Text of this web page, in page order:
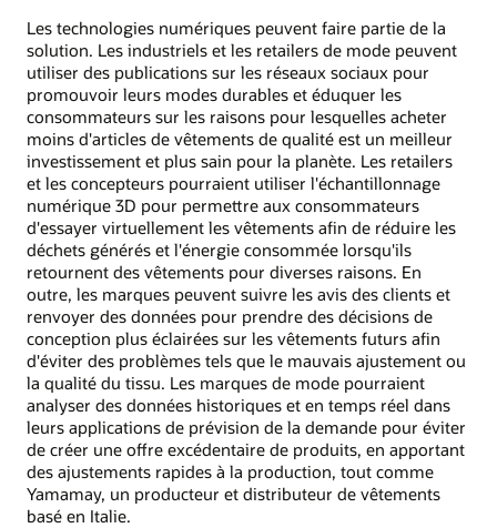
Les technologies numériques peuvent faire partie de la
solution. Les industriels et les retailers de mode peuvent
utiliser des publications sur les réseaux sociaux pour
promouvoir leurs modes durables et éduquer les
consommateurs sur les raisons pour lesquelles acheter
moins d'articles de vêtements de qualité est un meilleur
investissement et plus sain pour la planète. Les retailers
et les concepteurs pourraient utiliser l'échantillonnage
numérique 3D pour permettre aux consommateurs
d'essayer virtuellement les vêtements afin de réduire les
déchets générés et l'énergie consommée lorsqu'ils
retournent des vêtements pour diverses raisons. En
outre, les marques peuvent suivre les avis des clients et
renvoyer des données pour prendre des décisions de
conception plus éclairées sur les vêtements futurs afin
d'éviter des problèmes tels que le mauvais ajustement ou
la qualité du tissu. Les marques de mode pourraient
analyser des données historiques et en temps réel dans
leurs applications de prévision de la demande pour éviter
de créer une offre excédentaire de produits, en apportant
des ajustements rapides à la production, tout comme
Yamamay, un producteur et distributeur de vêtements
basé en Italie.